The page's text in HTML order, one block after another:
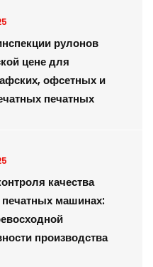
рулонов
цене для
офсетных и
печатных
качества
печатных машинах:
производства